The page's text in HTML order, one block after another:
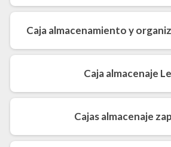
Caja almacenamiento y
Caja almacenaje
Cajas almacenaje